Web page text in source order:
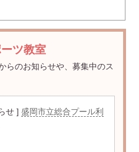
ツ教室
らのお知らせや、募集中のス
せ ]盛岡市立総合プール利